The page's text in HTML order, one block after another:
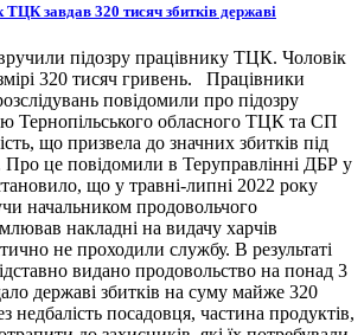
ТЦК завдав 320 тисяч збитків державі
підозру працівнику ТЦК. Чоловік
320 тисяч гривень. Працівники
повідомили про підозру
Тернопільського обласного ТЦК та СП
що призвела до значних збитків під
Про це повідомили в Теруправлінні ДБР у
що у травні-липні 2022 року
начальником продовольчого
накладні на видачу харчів
не проходили службу. В результаті
видано продовольство на понад 3
державі збитків на суму майже 320
недбалість посадовця, частина продуктів,